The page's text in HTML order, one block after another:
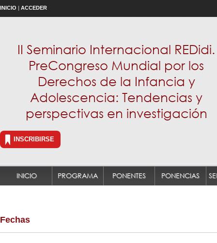
INICIO | ACCEDER
II Seminario Internacional REDidi.
PreCongreso Mundial por los
Derechos de la Infancia y
Adolescencia: Tendencias y
perspectivas en investigación
INSCRIBIRSE
INICIO PROGRAMA PONENTES PONENCIAS
Fechas